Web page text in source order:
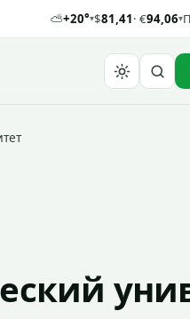
⛅+20°▾$81,41· €94,06▾